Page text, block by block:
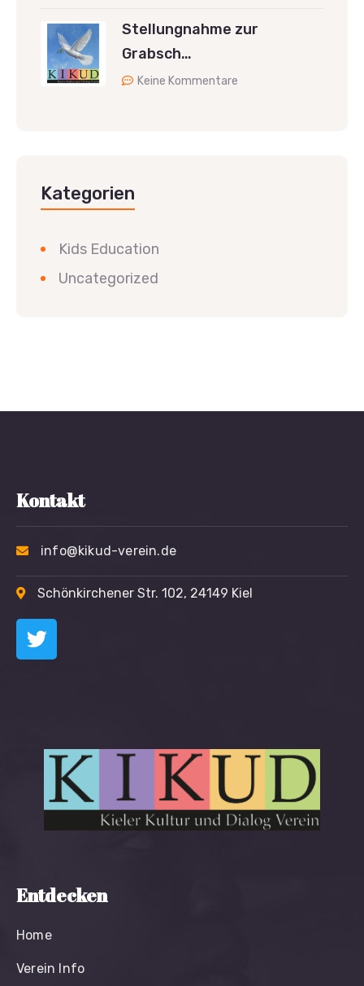
Stellungnahme zur
Grabsch…
Keine Kommentare
Kategorien
Kids Education
Uncategorized
Kontakt
info@kikud-verein.de
Schönkirchener Str. 102, 24149 Kiel
Entdecken
Home
Verein Info